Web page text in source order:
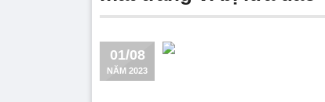
01/08
NĂM 2023